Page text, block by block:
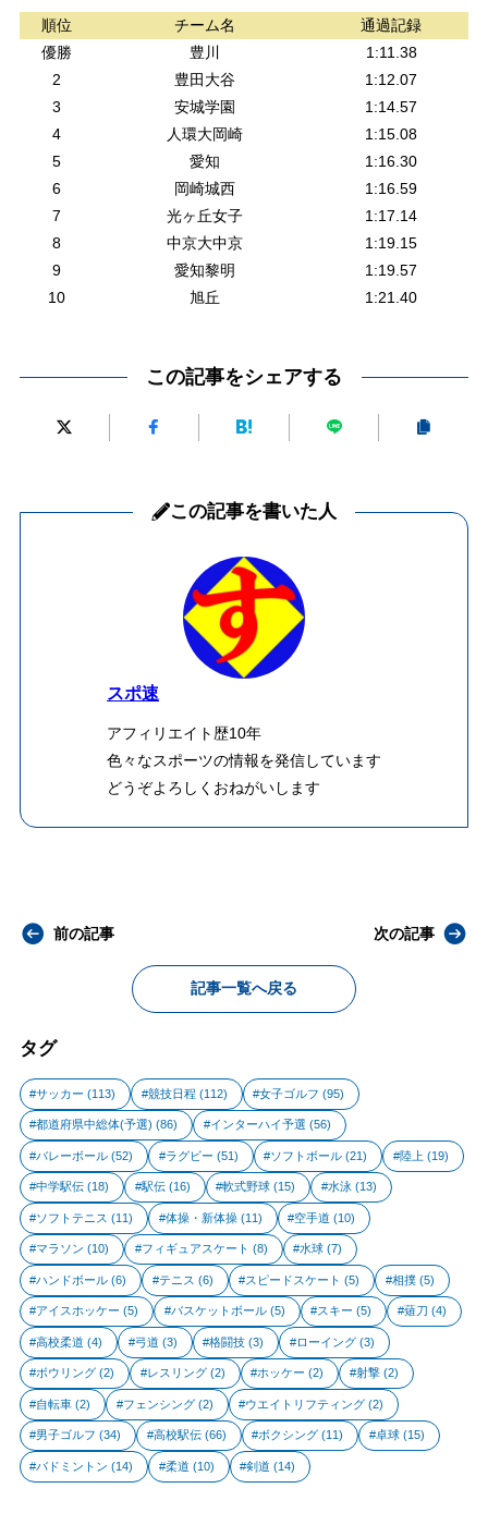
順位 チーム名
通過記録
優勝
豊川
1:11.38
2
豊田大谷
1:12.07
3
安城学園
1:14.57
4
人環大岡崎
1:15.08
5
愛知
1:16.30
6
岡崎城西
1:16.59
7
光ヶ丘女子
1:17.14
8
中京大中京
1:19.15
9
愛知黎明
1:19.57
10
旭丘 1:21.40
この記事をシェアする
この記事を書いた人
スポ速
アフィリエイト歴10年
色々なスポーツの情報を発信しています
どうぞよろしくおねがいします
前の記事
記事一覧へ戻る
次の記事
タグ
サッカー (113) 競技日程 (112) 女子ゴルフ (95)
都道府県中総体(予選) (86) インターハイ予選 (56)
バレーボール (52) ラグビー (51) ソフトボール (21) 陸上 (19)
中学駅伝 (18) 駅伝(16) 軟式野球 (15) 水泳 (13)
ソフトテニス (11) 体操・新体操(11) 空手道 (10)
マラソン (10) フィギュアスケート (8) 水球 (7)
ハンドボール (6) テニス (6) スピードスケート (5) 相撲(5)
アイスホッケー (5) バスケットボール(5) スキー (5) 薙刀 (4)
高校柔道 (4) 弓道 (3) 格闘技 (3) ローイング(3)
ボウリング (2) レスリング(2) ホッケー (2) 射撃(2)
自転車 (2) フェンシング(2) ウエイトリフティング (2)
男子ゴルフ (34) 高校駅伝(66) ボクシング (11) 卓球(15)
バドミントン (14) 柔道 (10) 剣道 (14)